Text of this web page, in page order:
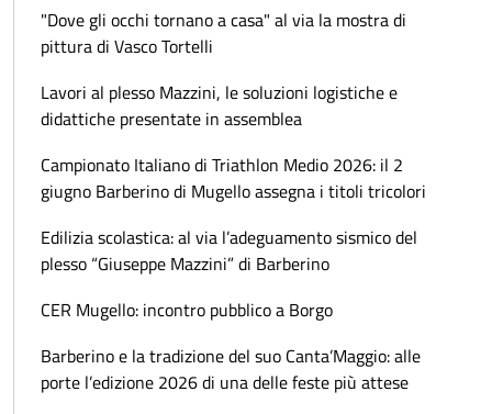
"Dove gli occhi tornano a casa" al via la mostra di
pittura di Vasco Tortelli
Lavori al plesso Mazzini, le soluzioni logistiche e
didattiche presentate in assemblea
Campionato Italiano di Triathlon Medio 2026: il 2
giugno Barberino di Mugello assegna i titoli tricolori
Edilizia scolastica: al via l’adeguamento sismico del
plesso “Giuseppe Mazzini” di Barberino
CER Mugello: incontro pubblico a Borgo
Barberino e la tradizione del suo Canta’Maggio: alle
porte l’edizione 2026 di una delle feste più attese